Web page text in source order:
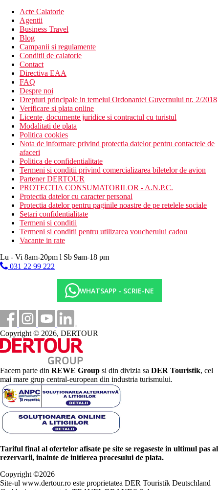
Acte Calatorie
Agentii
Business Travel
Blog
Campanii si regulamente
Conditii de calatorie
Contact
Directiva EAA
FAQ
Despre noi
Drepturi principale in temeiul Ordonantei Guvernului nr. 2/2018
Verificare si plata online
Licente, documente juridice si contractul cu turistul
Modalitati de plata
Politica cookies
Nota de informare privind protectia datelor pentru contactele de
afaceri
Politica de confidentialitate
Termeni si conditii privind comercializarea biletelor de avion
Partener DERTOUR
PROTECTIA CONSUMATORILOR - A.N.P.C.
Protectia datelor cu caracter personal
Protectia datelor pentru paginile noastre de pe retelele sociale
Setari confidentialitate
Termeni si conditii
Termeni si conditii pentru utilizarea voucherului cadou
Vacante in rate
Lu - Vi 8am-20pm l Sb 9am-18 pm
031 22 99 222
WHATSAPP - SCRIE-NE
Copyright © 2026, DERTOUR
Facem parte din REWE Group si din divizia sa DER Touristik, cel
mai mare grup central-european din industria turismului.
Tariful final al ofertelor afisate pe site se regaseste in ultimul pas al
rezervarii, inainte de initierea procesului de plata.
Copyright ©2026
Site-ul www.dertour.ro este proprietatea DER Touristik Deutschland